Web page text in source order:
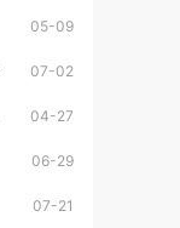
05-09
07-02
04-27
06-29
07-21